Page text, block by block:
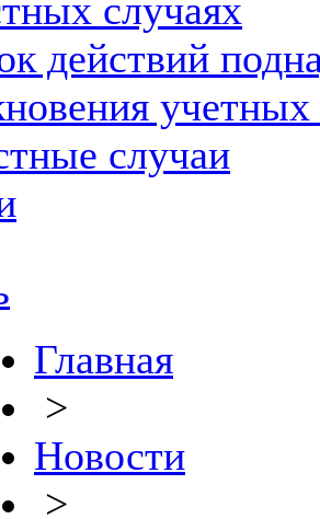
случаях
действий
случаи
Главная
>
Новости
>